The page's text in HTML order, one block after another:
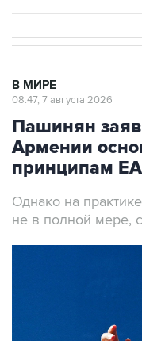
В МИРЕ
08:47, 7 августа 2026
Пашинян
Армении
принципам
Однако на
не в полной мере,